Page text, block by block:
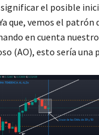
el posible
que, vemos el patrón
en cuenta
(AO), esto sería una